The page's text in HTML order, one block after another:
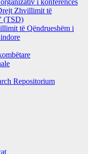
Zhvillimit të
(TSD)
të Qëndrueshëm i
Repositorium